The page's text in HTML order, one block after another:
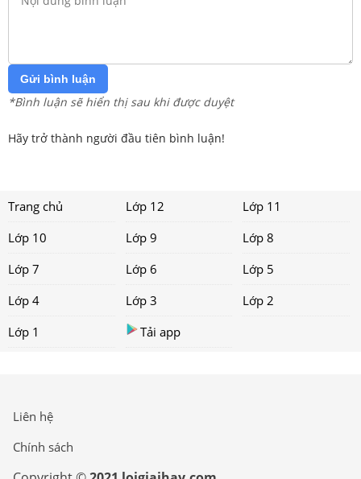
Gửi bình luận
*Bình luận sẽ hiển thị sau khi được duyệt
Hãy trở thành người đầu tiên bình luận!
Trang chủ Lớp 12
Lớp 11
Lớp 10
Lớp 9
Lớp 8
Lớp 7
Lớp 6
Lớp 5
Lớp 4
Lớp 3
Lớp 2
Lớp 1
Tải app
Liên hệ
Chính sách